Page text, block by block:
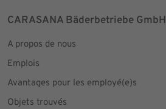
CARASANA Bäderbetriebe GmbH
A propos de nous
Emplois
Avantages pour les employé(e)s
Objets trouvés